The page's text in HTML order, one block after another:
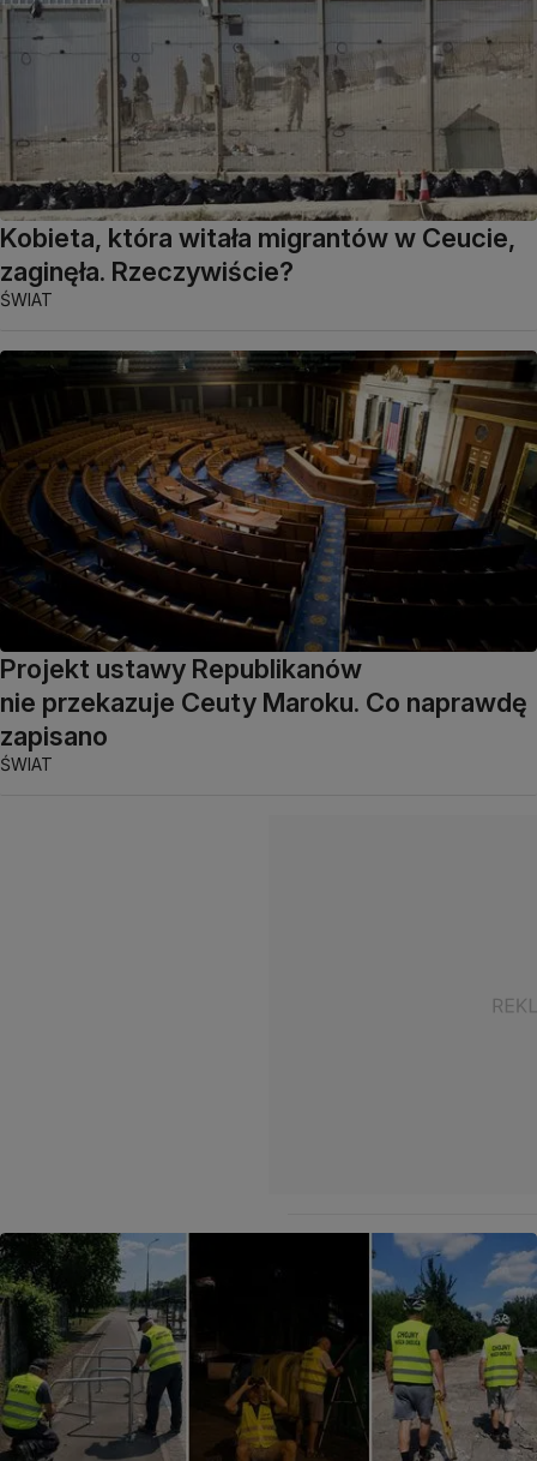
Kobieta, która witała migrantów w Ceucie,
zaginęła. Rzeczywiście?
ŚWIAT
Projekt ustawy Republikanów
nie przekazuje Ceuty Maroku. Co naprawdę
zapisano
ŚWIAT